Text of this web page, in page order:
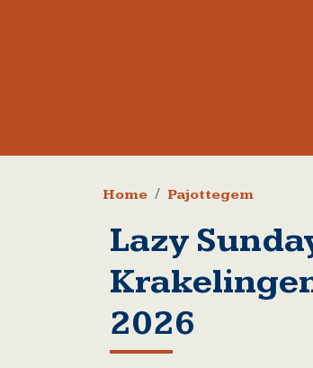
Kruimelpad
Home Pajottegem
Lazy
2026